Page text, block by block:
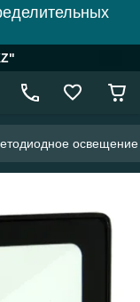
освещение